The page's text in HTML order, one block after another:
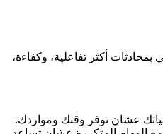
أكثر تفاعلية، وكفاءة،
عشان توفر وقتك ومواردك.